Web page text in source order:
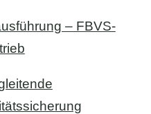
– FBVS-